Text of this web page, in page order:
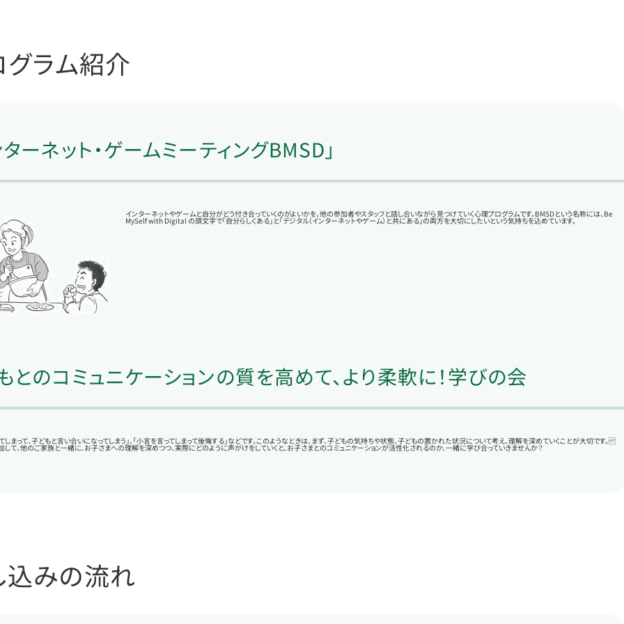
グラム紹介
ターネット・ゲームミーティングBMSD」
インターネットやゲームと自分がどう付き合っていくのがよいかを、他の参加者やスタッフと話し合いながら見つけていく心理プログラムです。BMSDという名称には、Be
MySelf with Digital の頭文字で「自分らしくある」と「デジタル（インターネットやゲーム）と共にある」の両方を大切にしたいという気持ちを込めています。
とのコミュニケーションの質を高めて、より柔軟に！学びの会
しまって、子どもと言い合いになってしまう」、「小言を言ってしまって後悔する」などです。このようなときは、まず、子どもの気持ちや状態、子どもの置かれた状況について考え、理解を深めていくことが大切です。
て、他のご家族と一緒に、お子さまへの理解を深めつつ、実際にどのように声がけをしていくと、お子さまとのコミュニケーションが活性化されるのか、一緒に学び合っていきませんか？
込みの流れ